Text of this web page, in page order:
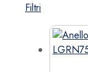
Filtri